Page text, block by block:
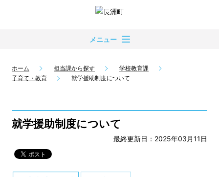
メニュー
ホーム 担当課から探す
学校教育課
子育て・教育
就学援助制度について
就学援助制度について
最終更新日：2025年03月11日